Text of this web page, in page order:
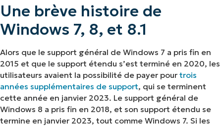
Une brève histoire de
Windows 7, 8, et 8.1
Alors que le support général de Windows 7 a pris fin en
2015 et que le support étendu s’est terminé en 2020, les
utilisateurs avaient la possibilité de payer pour trois
années supplémentaires de support, qui se terminent
cette année en janvier 2023. Le support général de
Windows 8 a pris fin en 2018, et son support étendu se
termine en janvier 2023, tout comme Windows 7. Si les